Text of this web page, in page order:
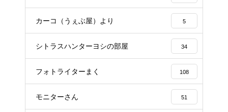
カーコ（うぇぶ屋）より 5
シトラスハンターヨシの部屋 34
フォトライターまく 108
モニターさん 51